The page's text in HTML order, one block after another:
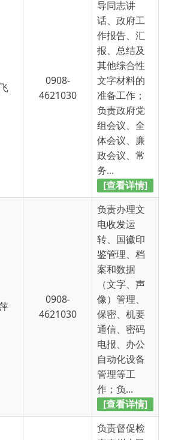
作报告、汇
报、总结及
其他综合性
文字材料的
准备工作；
负责政府党
组会议、全
体会议、廉
政会议、常
[查看详情]
负责办理文
电收发运
转、国徽印
鉴管理、档
案和数据
（文字、声
像）管理、
保密、机要
通信、密码
电报、办公
自动化设备
管理等工
作；负...
[查看详情]
负责督促检
查克州人民
政府重要文
件、会议议
定事项及乌
恰县人民政
府、政府领